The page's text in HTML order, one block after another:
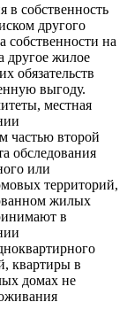
собственность
другого
собственности на
другое жилое
обязательств
выгоду.
местная
частью второй
обследования
или
территорий,
жилых
в
квартиры в
домах не